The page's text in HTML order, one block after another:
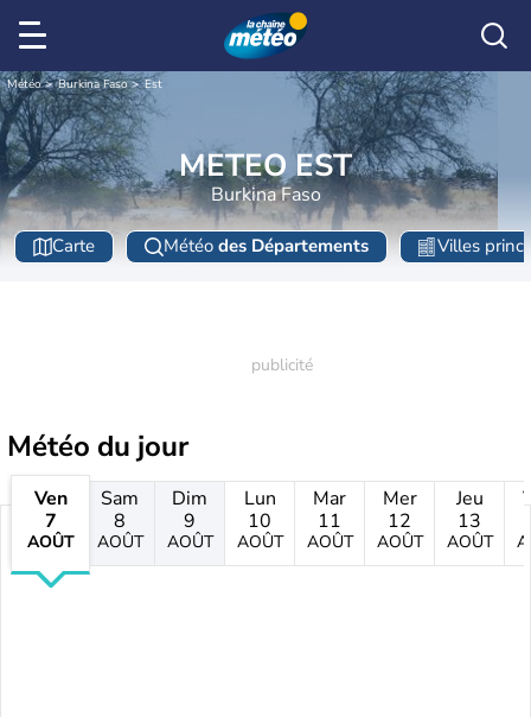
Météo Burkina Faso Est
METEO EST
Burkina Faso
Carte Météo des Départements Villes
Météo du jour
Ven
7
AOÛT
Sam
8
AOÛT
Dim
9
AOÛT
Lun
10
AOÛT
Mar
11
AOÛT
Mer
12
AOÛT
Jeu
13
AOÛT